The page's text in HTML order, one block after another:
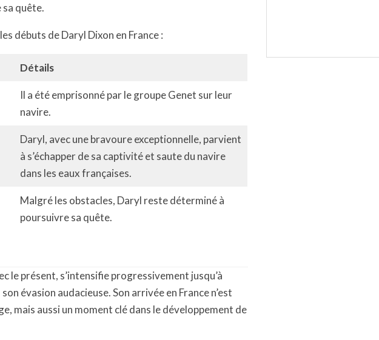
sa quête.
débuts de Daryl Dixon en France :
Détails
Il a été emprisonné par le groupe Genet sur leur
navire.
Daryl, avec une bravoure exceptionnelle, parvient
à s’échapper de sa captivité et saute du navire
dans les eaux françaises.
Malgré les obstacles, Daryl reste déterminé à
poursuivre sa quête.
le présent, s’intensifie progressivement jusqu’à
évasion audacieuse. Son arrivée en France n’est
mais aussi un moment clé dans le développement de